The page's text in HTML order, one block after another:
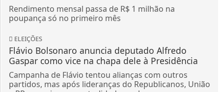
Rendimento mensal passa de R$ 1 milhão na
poupança só no primeiro mês
ELEIÇÕES
Flávio Bolsonaro anuncia deputado Alfredo
Gaspar como vice na chapa dele à Presidência
Campanha de Flávio tentou alianças com outros
partidos, mas após lideranças do Republicanos, União